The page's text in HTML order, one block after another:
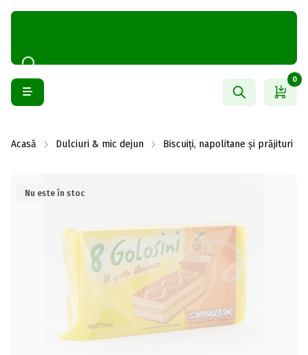
0
Acasă Dulciuri & mic dejun Biscuiți, napolitane și prăjituri
Nu este în stoc